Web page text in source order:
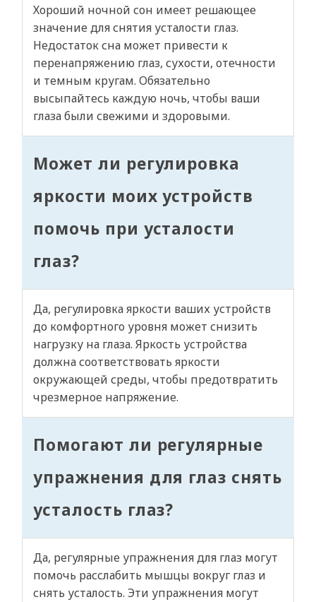
Хороший ночной сон имеет решающее
значение для снятия усталости глаз.
Недостаток сна может привести к
перенапряжению глаз, сухости, отечности
и темным кругам. Обязательно
высыпайтесь каждую ночь, чтобы ваши
глаза были свежими и здоровыми.
Может ли регулировка
яркости моих устройств
помочь при усталости
глаз?
Да, регулировка яркости ваших устройств
до комфортного уровня может снизить
нагрузку на глаза. Яркость устройства
должна соответствовать яркости
окружающей среды, чтобы предотвратить
чрезмерное напряжение.
Помогают ли регулярные
упражнения для глаз снять
усталость глаз?
Да, регулярные упражнения для глаз могут
помочь расслабить мышцы вокруг глаз и
снять усталость. Эти упражнения могут